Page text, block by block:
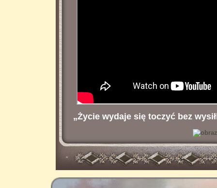
„Życie wydaje się toczyć bez